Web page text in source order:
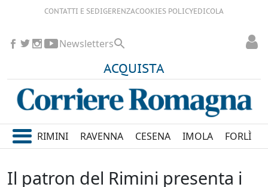
CONTATTI E SEDIGERENZACOOKIES POLICYEDICOLA
ACQUISTA
Newsletters
RIMINI RAVENNA CESENA IMOLA FORLÌ
Il patron del Rimini presenta i